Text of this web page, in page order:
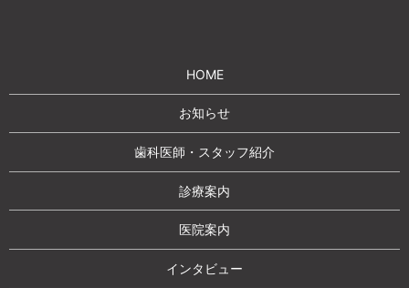
HOME
お知らせ
歯科医師・スタッフ紹介
診療案内
医院案内
インタビュー